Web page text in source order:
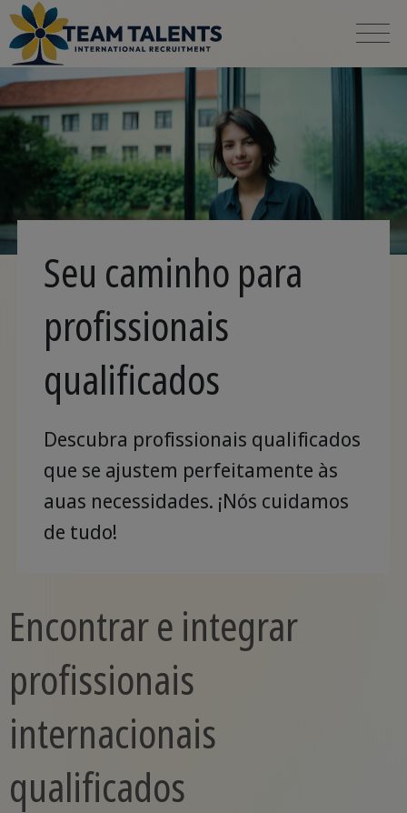
Seu caminho para
profissionais
qualificados
Descubra profissionais qualificados
que se ajustem perfeitamente às
auas necessidades. ¡Nós cuidamos
de tudo!
Encontrar e integrar
profissionais
internacionais
qualificados